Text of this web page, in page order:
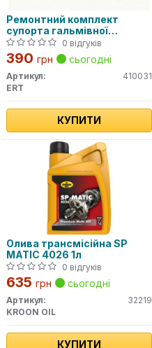
Ремонтний комплект
супорта гальмівної
системи
0 відгуків
390 грн сьогодні
Артикул:
410031
ERT
КУПИТИ
Олива трансмісійна SP
MATIC 4026 1л
0 відгуків
635 грн сьогодні
Артикул:
32219
KROON OIL
КУПИТИ